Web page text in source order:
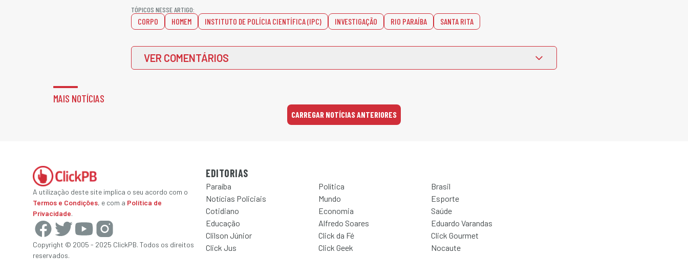
TÓPICOS NESSE ARTIGO:
CORPO HOMEM INSTITUTO DE POLÍCIA CIENTÍFICA (IPC) INVESTIGAÇÃO RIO PARAÍBA SANTA RITA
VER COMENTÁRIOS
MAIS NOTÍCIAS
CARREGAR NOTÍCIAS ANTERIORES
A utilização deste site implica o seu acordo com o
Termos e Condições, e com a Política de
Privacidade.
Copyright © 2005 - 2025 ClickPB. Todos os direitos
reservados.
EDITORIAS
Paraíba Política
Brasil
Notícias Policiais
Mundo
Esporte
Cotidiano
Economia
Saúde
Educação
Alfredo Soares
Eduardo Varandas
Clilson Júnior
Click da Fé
Click Gourmet
Click Jus
Click Geek Nocaute